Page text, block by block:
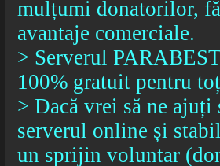
mulțumi donatorilor,
avantaje comerciale.
> Serverul
100% gratuit pentru
> Dacă vrei să ne ajuți
serverul online și
un sprijin voluntar